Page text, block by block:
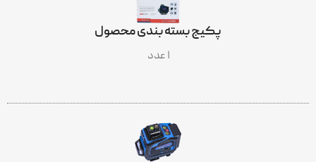
پکیج بسته بندی محصول
۱ عدد